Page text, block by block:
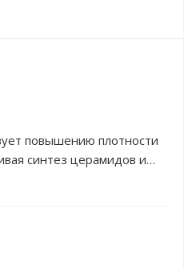
повышению плотности
синтез церамидов и
шелушение, защищает